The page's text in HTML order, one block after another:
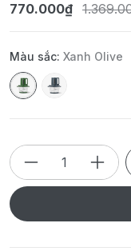
770.000₫
Màu sắc: Xanh Olive